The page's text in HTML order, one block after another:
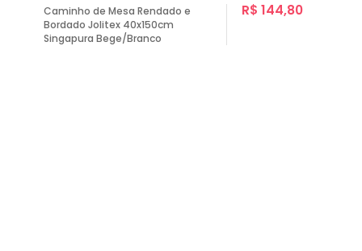
Caminho de Mesa Rendado e
Bordado Jolitex 40x150cm
Singapura Bege/Branco
R$ 144,80